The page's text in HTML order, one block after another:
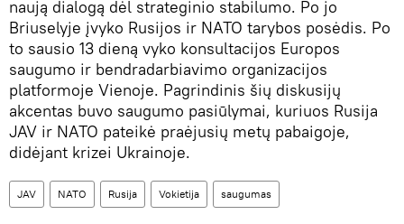
naują dialogą dėl strateginio stabilumo. Po jo
Briuselyje įvyko Rusijos ir NATO tarybos posėdis. Po
to sausio 13 dieną vyko konsultacijos Europos
saugumo ir bendradarbiavimo organizacijos
platformoje Vienoje. Pagrindinis šių diskusijų
akcentas buvo saugumo pasiūlymai, kuriuos Rusija
JAV ir NATO pateikė praėjusių metų pabaigoje,
didėjant krizei Ukrainoje.
JAV NATO Rusija Vokietija saugumas